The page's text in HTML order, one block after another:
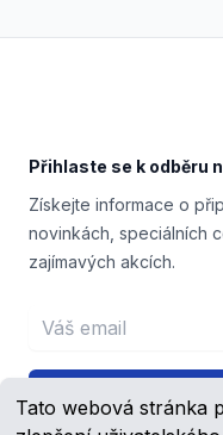
Tato webová stránka
Přihlaste se k odběru
Získejte informace o
novinkách, speciálních
zajímavých akcích.
Email address